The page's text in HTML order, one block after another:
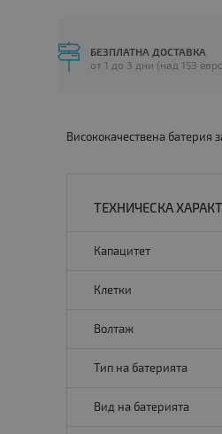
БЕЗПЛАТНА ДОСТАВКА
от 1 до 3 дни (над 153
Висококачествена
ТЕХНИЧЕСКА
Капацитет
Клетки
Волтаж
Тип на батерията
Вид на батерията